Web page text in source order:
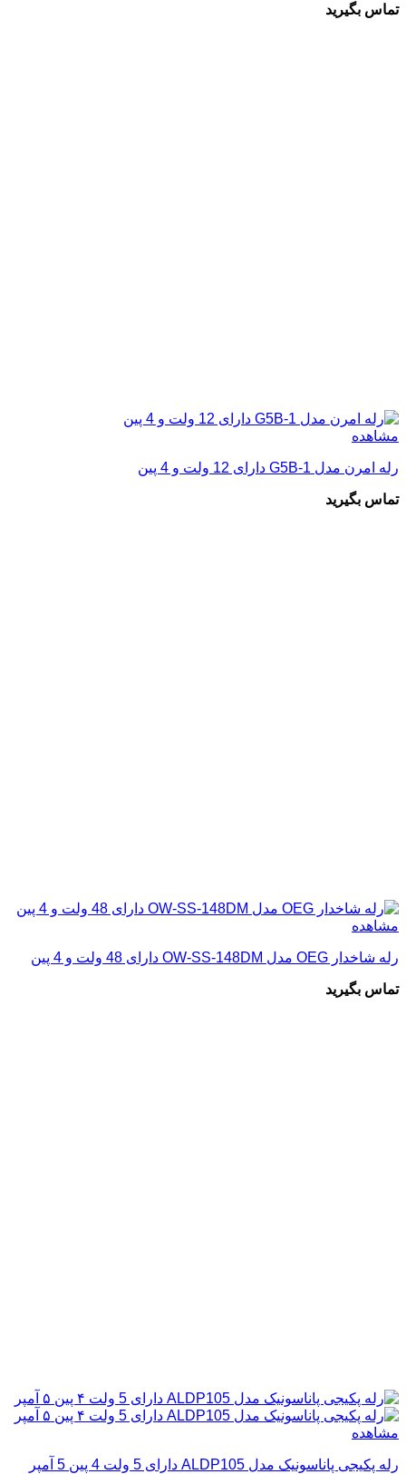
تماس بگیرید
مشاهده
رله امرن مدل G5B-1 دارای 12 ولت و 4 پین
تماس بگیرید
مشاهده
رله شاخدار OEG مدل OW-SS-148DM دارای 48 ولت و 4 پین
تماس بگیرید
مشاهده
رله پکیجی پاناسونیک مدل ALDP105 دارای 5 ولت 4 پین 5 آمپر